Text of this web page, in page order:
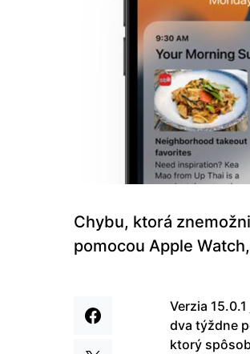
Chybu, ktorá
pomocou Apple
Verzia
dva týždne
ktorý